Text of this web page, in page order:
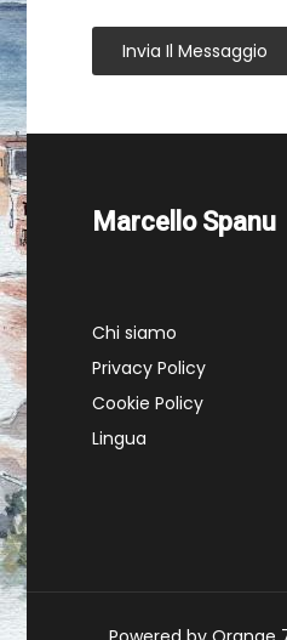
Invia Il Messaggio
Marcello Spanu
Chi siamo
Privacy Policy
Cookie Policy
Lingua